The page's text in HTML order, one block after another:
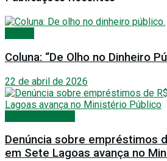
Coluna: “De Olho no Dinheiro
22 de abril de 2026
Denúncia sobre empréstimos
em Sete Lagoas avança no